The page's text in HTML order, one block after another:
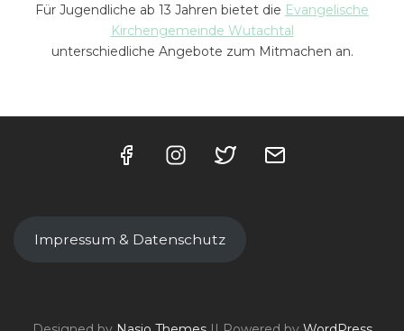
Für Jugendliche ab 13 Jahren bietet die Evangelische
Kirchengemeinde Wutachtal
unterschiedliche Angebote zum Mitmachen an.
Impressum & Datenschutz